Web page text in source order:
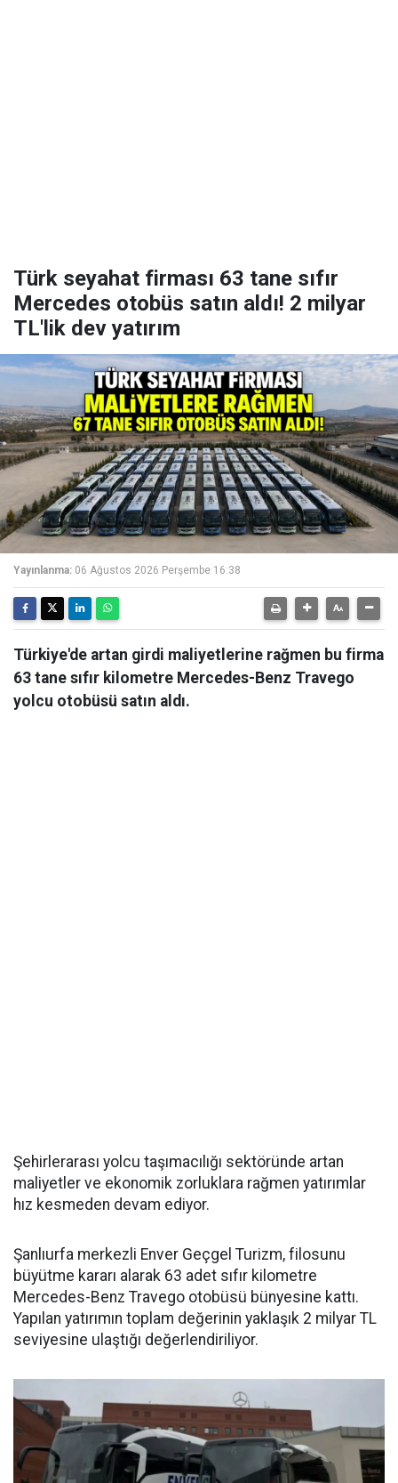
Türk seyahat firması 63 tane sıfır
Mercedes otobüs satın aldı! 2 milyar
TL'lik dev yatırım
Yayınlanma: 06 Ağustos 2026 Perşembe 16:38
Türkiye'de artan girdi maliyetlerine rağmen bu firma
63 tane sıfır kilometre Mercedes-Benz Travego
yolcu otobüsü satın aldı.
Şehirlerarası yolcu taşımacılığı sektöründe artan
maliyetler ve ekonomik zorluklara rağmen yatırımlar
hız kesmeden devam ediyor.
Şanlıurfa merkezli Enver Geçgel Turizm, filosunu
büyütme kararı alarak 63 adet sıfır kilometre
Mercedes-Benz Travego otobüsü bünyesine kattı.
Yapılan yatırımın toplam değerinin yaklaşık 2 milyar TL
seviyesine ulaştığı değerlendiriliyor.